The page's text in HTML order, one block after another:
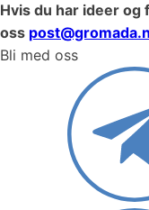
Hvis du har ideer og
oss
Bli med oss